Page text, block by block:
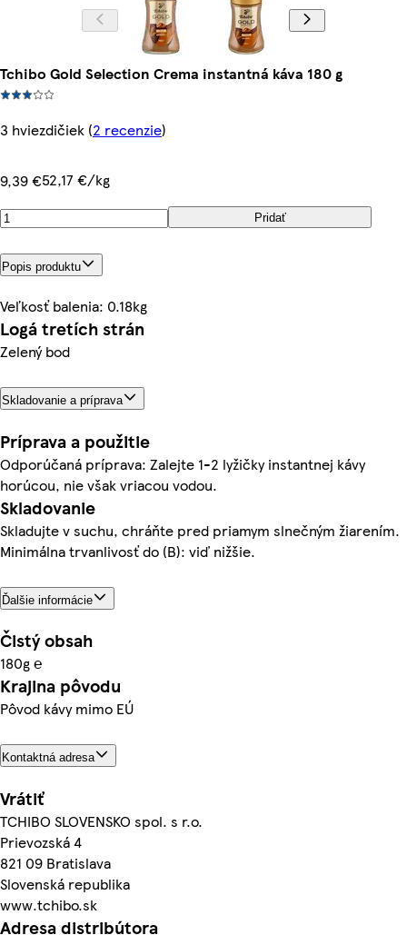
Tchibo Gold Selection Crema instantná káva 180 g
3 hviezdičiek (2 recenzie)
9,39 €52,17 €/kg
Pridať
Popis produktu
Veľkosť balenia: 0.18kg
Logá tretích strán
Zelený bod
Skladovanie a príprava
Príprava a použitie
Odporúčaná príprava: Zalejte 1-2 lyžičky instantnej kávy
horúcou, nie však vriacou vodou.
Skladovanie
Skladujte v suchu, chráňte pred priamym slnečným žiarením.
Minimálna trvanlivosť do (B): viď nižšie.
Ďalšie informácie
Čistý obsah
180g ℮
Krajina pôvodu
Pôvod kávy mimo EÚ
Kontaktná adresa
Vrátiť
TCHIBO SLOVENSKO spol. s r.o.
Prievozská 4
821 09 Bratislava
Slovenská republika
www.tchibo.sk
Adresa distribútora